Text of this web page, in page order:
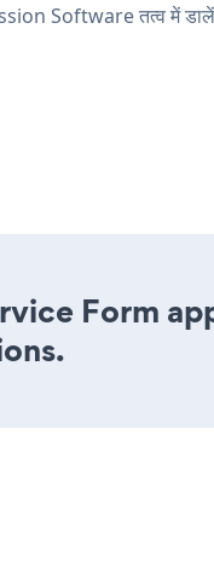
Software तत्व में
Form